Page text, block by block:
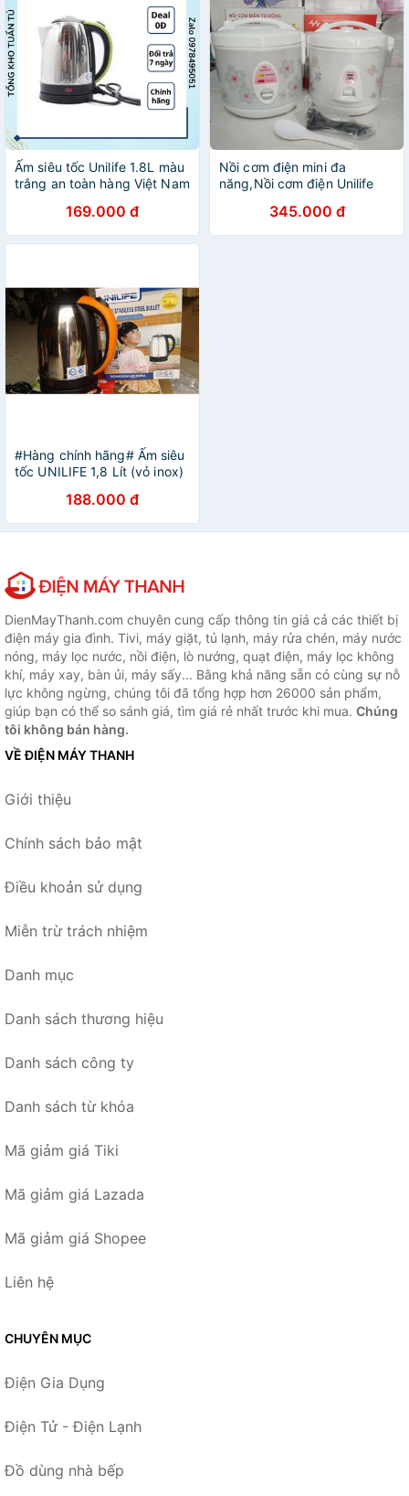
Ấm siêu tốc Unilife 1.8L màu
trắng an toàn hàng Việt Nam
169.000 đ
Nồi cơm điện mini đa
năng,Nồi cơm điện Unilife
nấu cháo, hầm, hấp luộc)
345.000 đ
#Hàng chính hãng# Ấm siêu
tốc UNILIFE 1,8 Lít (vỏ inox)
không mùi nhựa - hàng Việt
Nam loại 1
188.000 đ
DienMayThanh.com chuyên cung cấp thông tin giá cả các thiết bị
điện máy gia đình. Tivi, máy giặt, tủ lạnh, máy rửa chén, máy nước
nóng, máy lọc nước, nồi điện, lò nướng, quạt điện, máy lọc không
khí, máy xay, bàn ủi, máy sấy... Bằng khả năng sẵn có cùng sự nỗ
lực không ngừng, chúng tôi đã tổng hợp hơn 26000 sản phẩm,
giúp bạn có thể so sánh giá, tìm giá rẻ nhất trước khi mua. Chúng
tôi không bán hàng.
VỀ ĐIỆN MÁY THANH
Giới thiệu
Chính sách bảo mật
Điều khoản sử dụng
Miễn trừ trách nhiệm
Danh mục
Danh sách thương hiệu
Danh sách công ty
Danh sách từ khóa
Mã giảm giá Tiki
Mã giảm giá Lazada
Mã giảm giá Shopee
Liên hệ
CHUYÊN MỤC
Điện Gia Dụng
Điện Tử - Điện Lạnh
Đồ dùng nhà bếp